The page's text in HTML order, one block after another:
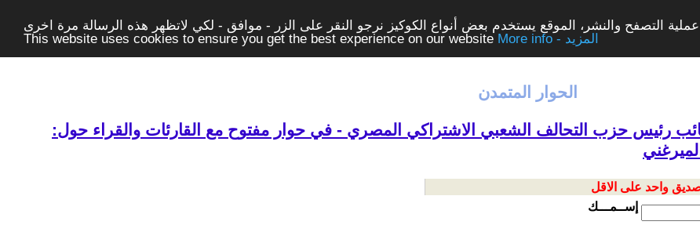
التصفح والنشر، الموقع يستخدم بعض أنواع الكوكيز نرجو النقر على الزر - موافق - لكي لاتظهر هذه الرسالة مرة اخرى -
This website uses cookies to ensure you get the best experience on our website
More info - المزيد
الحوار المتمدن
رئيس حزب التحالف الشعبي الاشتراكي المصري - في حوار مفتوح مع القارئات والقراء حول:
واحد على الاقل
إســمـــك